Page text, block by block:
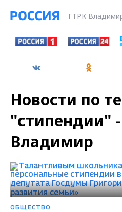
ГТРК
Новости по
"стипендии"
Владимир
ОБЩЕСТВО